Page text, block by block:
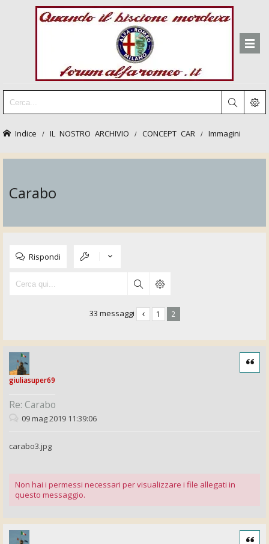
Indice IL NOSTRO ARCHIVIO CONCEPT CAR Immagini
Carabo
Rispondi
33 messaggi 1 2
giuliasuper69
Re: Carabo
Cita
09 mag 2019 11:39:06
carabo3.jpg
Non hai i permessi necessari per visualizzare i file allegati in
questo messaggio.
Cita